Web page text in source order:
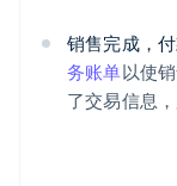
销售完成，
务账单以使
了交易信息